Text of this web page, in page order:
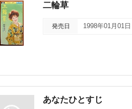
二輪草
発売日 1998年01月01日
あなたひとすじ